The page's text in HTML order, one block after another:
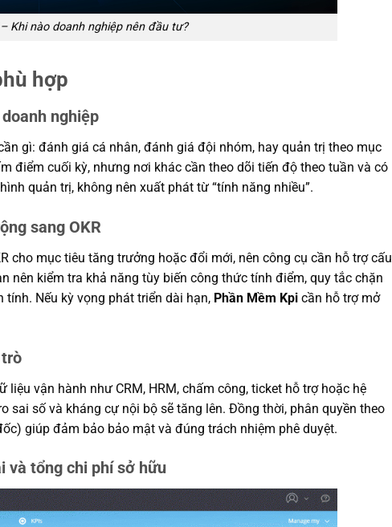
Khi nào doanh nghiệp nên đầu tư?
hợp
nghiệp
gì: đánh giá cá nhân, đánh giá đội nhóm, hay quản trị theo mục
điểm cuối kỳ, nhưng nơi khác cần theo dõi tiến độ theo tuần và có
quản trị, không nên xuất phát từ “tính năng nhiều”.
sang OKR
cho mục tiêu tăng trưởng hoặc đổi mới, nên công cụ cần hỗ trợ cấu
nên kiểm tra khả năng tùy biến công thức tính điểm, quy tắc chặn
Nếu kỳ vọng phát triển dài hạn, Phần Mềm Kpicần hỗ trợ mở
vận hành như CRM, HRM, chấm công, ticket hỗ trợ hoặc hệ
sai số và kháng cự nội bộ sẽ tăng lên. Đồng thời, phân quyền theo
giúp đảm bảo bảo mật và đúng trách nhiệm phê duyệt.
và tổng chi phí sở hữu